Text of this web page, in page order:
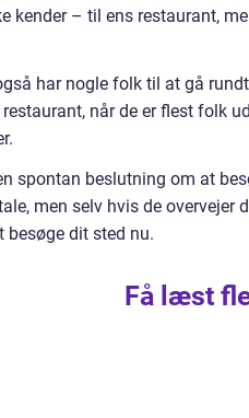
kender – til ens restaurant,
har nogle folk til at gå
når de er flest folk
spontan beslutning om at
men selv hvis de overvejer
dit sted nu.
Få læst